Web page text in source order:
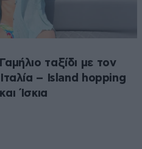
ταξίδι με τον
– Island hopping
Ίσκια